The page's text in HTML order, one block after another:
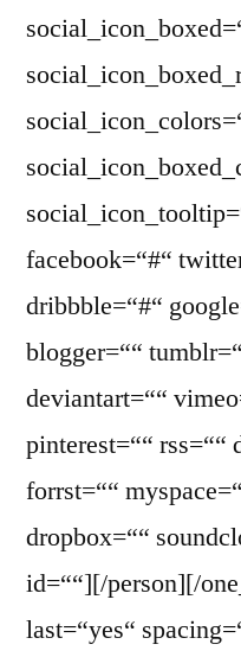
facebook=“#“
dribbble=“#“
blogger=““
deviantart=““
pinterest=““
forrst=““
dropbox=““
id=““][/person][/
last=“yes“